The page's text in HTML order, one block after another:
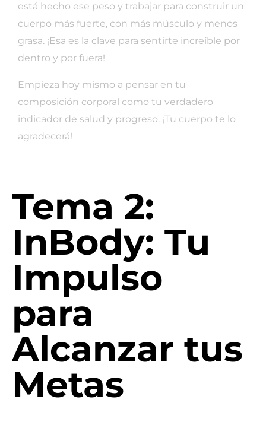
está hecho ese peso y trabajar para construir un
cuerpo más fuerte, con más músculo y menos
grasa. ¡Esa es la clave para sentirte increíble por
dentro y por fuera!
Empieza hoy mismo a pensar en tu
composición corporal como tu verdadero
indicador de salud y progreso. ¡Tu cuerpo te lo
agradecerá!
Tema 2:
InBody: Tu
Impulso
para
Alcanzar tus
Metas